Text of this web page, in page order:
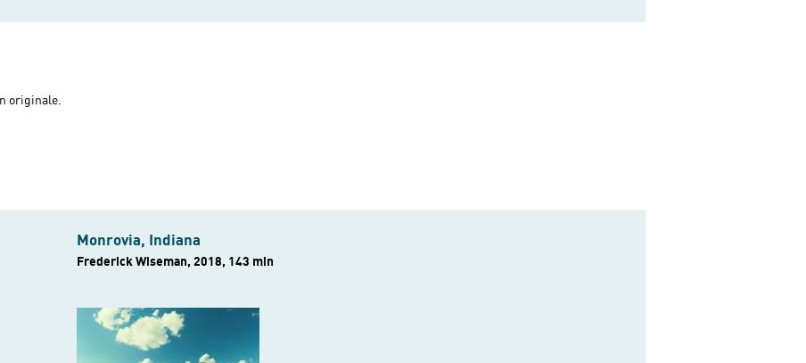
originale.
Monrovia, Indiana
Frederick Wiseman, 2018, 143 min